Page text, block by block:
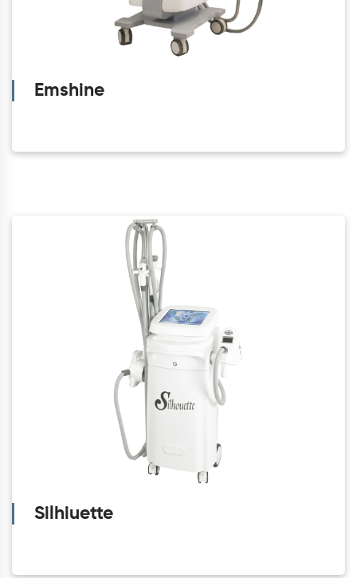
Emshine
Silhiuette